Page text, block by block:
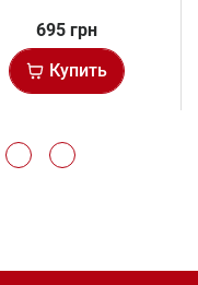
695 грн
Купить